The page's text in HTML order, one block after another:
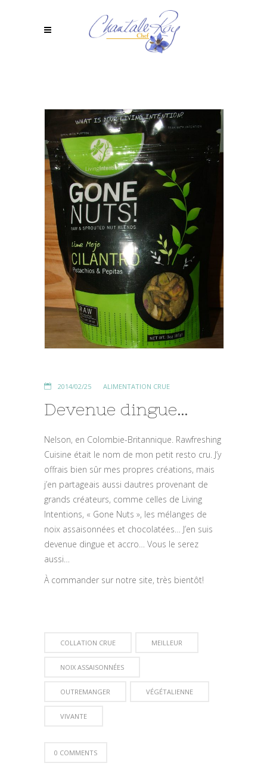
2014/02/25 ALIMENTATION CRUE
Devenue dingue…
Nelson, en Colombie-Britannique. Rawfreshing
Cuisine était le nom de mon petit resto cru. J’y
offrais bien sûr mes propres créations, mais
j’en partageais aussi dautres provenant de
grands créateurs, comme celles de Living
Intentions, « Gone Nuts », les mélanges de
noix assaisonnées et chocolatées… J’en suis
devenue dingue et accro… Vous le serez
aussi…
À commander sur notre site, très bientôt!
COLLATION CRUE MEILLEUR
NOIX ASSAISONNÉES
OUTREMANGER VÉGÉTALIENNE
VIVANTE
0 COMMENTS